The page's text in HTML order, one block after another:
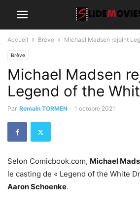
Accueil Brève Michael Madsen rejoint
Brève
Michael Madsen
Legend of the
Par Romain TORMEN - 1 octobre 2021
Selon Comicbook.com, Michael
le casting de « Legend of the White
Aaron Schoenke.